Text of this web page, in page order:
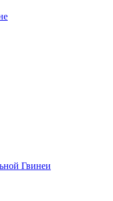
Гвинеи